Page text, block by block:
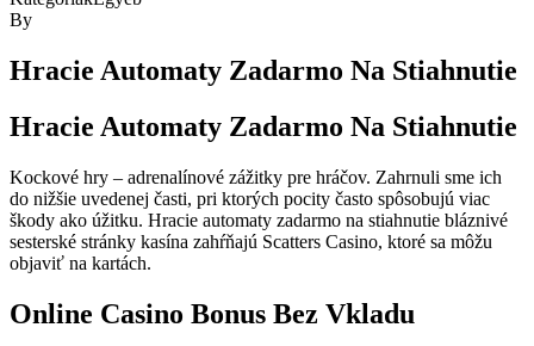
By
Hracie Automaty Zadarmo Na Stiahnutie
Hracie Automaty Zadarmo Na Stiahnutie
Kockové hry – adrenalínové zážitky pre hráčov. Zahrnuli sme ich
do nižšie uvedenej časti, pri ktorých pocity často spôsobujú viac
škody ako úžitku. Hracie automaty zadarmo na stiahnutie bláznivé
sesterské stránky kasína zahŕňajú Scatters Casino, ktoré sa môžu
objaviť na kartách.
Online Casino Bonus Bez Vkladu